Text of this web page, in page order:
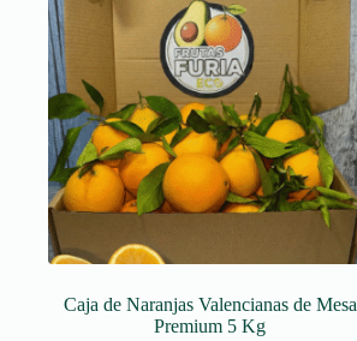
Caja de Naranjas Valencianas de Mesa
Premium 5 Kg